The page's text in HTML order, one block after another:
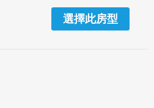
選擇此房型